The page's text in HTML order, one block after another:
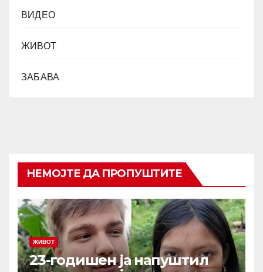
ВИДЕО
ЖИВОТ
ЗАБАВА
НЕМОЈТЕ ДА ПРОПУШТИТЕ
ЖИВОТ
23-годишен ја напуштил